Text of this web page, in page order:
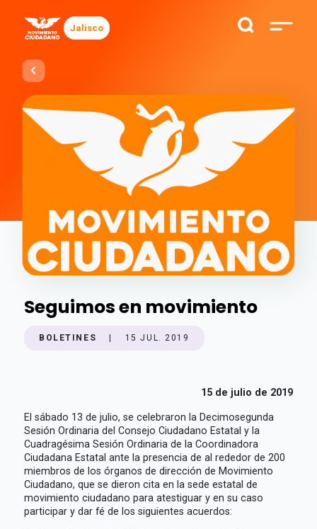
Jalisco
Seguimos en movimiento
BOLETINES 15 JUL. 2019
15 de julio de 2019
El sábado 13 de julio, se celebraron la Decimosegunda
Sesión Ordinaria del Consejo Ciudadano Estatal y la
Cuadragésima Sesión Ordinaria de la Coordinadora
Ciudadana Estatal ante la presencia de al rededor de 200
miembros de los órganos de dirección de Movimiento
Ciudadano, que se dieron cita en la sede estatal de
movimiento ciudadano para atestiguar y en su caso
participar y dar fé de los siguientes acuerdos: